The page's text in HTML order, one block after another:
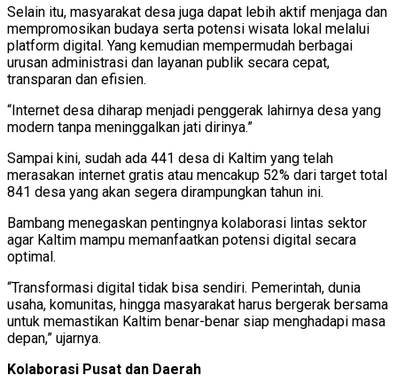
Selain itu, masyarakat desa juga dapat lebih aktif menjaga dan
mempromosikan budaya serta potensi wisata lokal melalui
platform digital. Yang kemudian mempermudah berbagai
urusan administrasi dan layanan publik secara cepat,
transparan dan efisien.
“Internet desa diharap menjadi penggerak lahirnya desa yang
modern tanpa meninggalkan jati dirinya.”
Sampai kini, sudah ada 441 desa di Kaltim yang telah
merasakan internet gratis atau mencakup 52% dari target total
841 desa yang akan segera dirampungkan tahun ini.
Bambang menegaskan pentingnya kolaborasi lintas sektor
agar Kaltim mampu memanfaatkan potensi digital secara
optimal.
“Transformasi digital tidak bisa sendiri. Pemerintah, dunia
usaha, komunitas, hingga masyarakat harus bergerak bersama
untuk memastikan Kaltim benar-benar siap menghadapi masa
depan,” ujarnya.
Kolaborasi Pusat dan Daerah